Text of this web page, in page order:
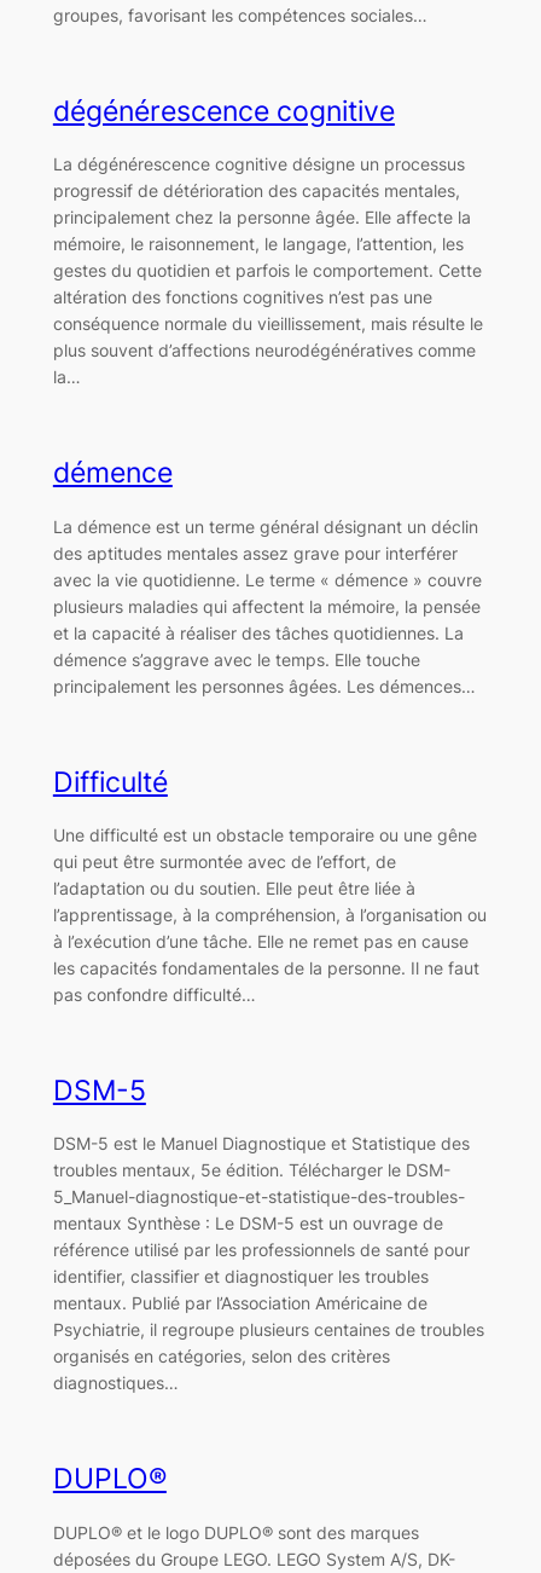
groupes, favorisant les compétences sociales…
dégénérescence cognitive
La dégénérescence cognitive désigne un processus
progressif de détérioration des capacités mentales,
principalement chez la personne âgée. Elle affecte la
mémoire, le raisonnement, le langage, l’attention, les
gestes du quotidien et parfois le comportement. Cette
altération des fonctions cognitives n’est pas une
conséquence normale du vieillissement, mais résulte le
plus souvent d’affections neurodégénératives comme
la…
démence
La démence est un terme général désignant un déclin
des aptitudes mentales assez grave pour interférer
avec la vie quotidienne. Le terme « démence » couvre
plusieurs maladies qui affectent la mémoire, la pensée
et la capacité à réaliser des tâches quotidiennes. La
démence s’aggrave avec le temps. Elle touche
principalement les personnes âgées. Les démences…
Difficulté
Une difficulté est un obstacle temporaire ou une gêne
qui peut être surmontée avec de l’effort, de
l’adaptation ou du soutien. Elle peut être liée à
l’apprentissage, à la compréhension, à l’organisation ou
à l’exécution d’une tâche. Elle ne remet pas en cause
les capacités fondamentales de la personne. Il ne faut
pas confondre difficulté…
DSM-5
DSM-5 est le Manuel Diagnostique et Statistique des
troubles mentaux, 5e édition. Télécharger le DSM-
5_Manuel-diagnostique-et-statistique-des-troubles-
mentaux Synthèse : Le DSM-5 est un ouvrage de
référence utilisé par les professionnels de santé pour
identifier, classifier et diagnostiquer les troubles
mentaux. Publié par l’Association Américaine de
Psychiatrie, il regroupe plusieurs centaines de troubles
organisés en catégories, selon des critères
diagnostiques…
DUPLO®
DUPLO® et le logo DUPLO® sont des marques
déposées du Groupe LEGO. LEGO System A/S, DK-